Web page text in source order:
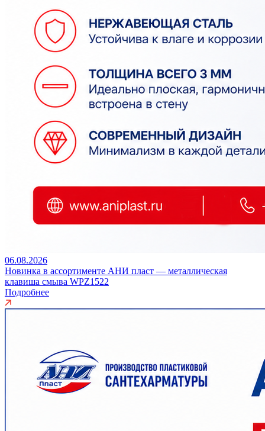
06.08.2026
Новинка в ассортименте АНИ пласт — металлическая
клавиша смыва WPZ1522
Подробнее